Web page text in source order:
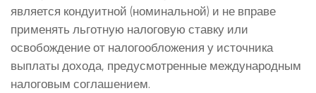
является кондуитной (номинальной) и не вправе
применять льготную налоговую ставку или
освобождение от налогообложения у источника
выплаты дохода, предусмотренные международным
налоговым соглашением.